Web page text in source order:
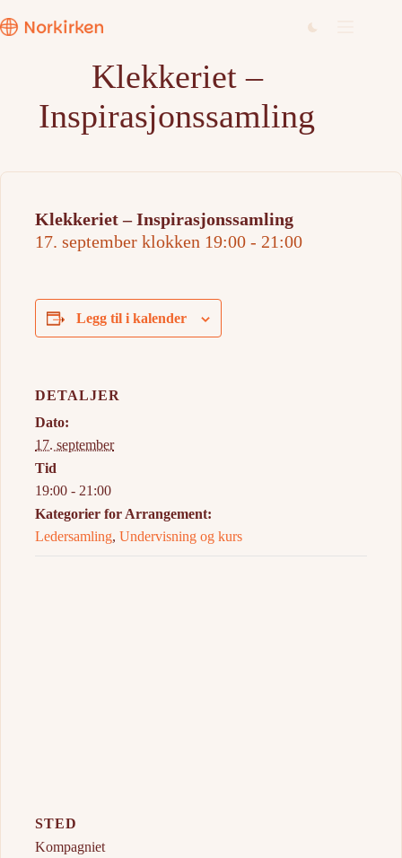
til
innholdet
Klekkeriet –
Inspirasjonssamling
Klekkeriet – Inspirasjonssamling
17. september klokken 19:00 - 21:00
Legg til i kalender
DETALJER
Dato:
17. september
Tid
19:00 - 21:00
Kategorier for Arrangement:
Ledersamling,Undervisning og kurs
STED
Kompagniet